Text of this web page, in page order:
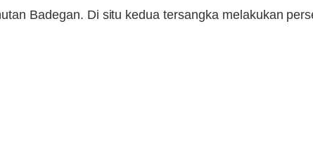
Badegan. Di situ kedua tersangka melakukan